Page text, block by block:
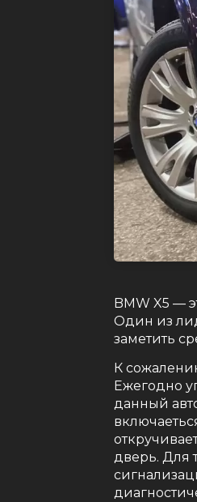
BMW X5 —
Один из
заметить
К
Ежегодно
данный
дверь. Для